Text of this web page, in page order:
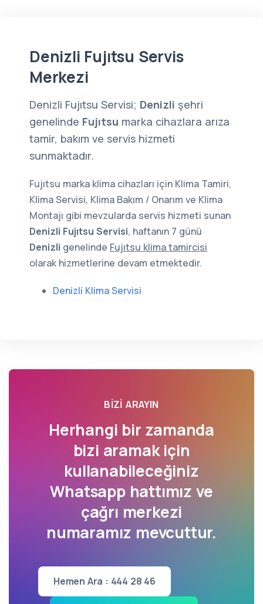
Denizli Fujıtsu Servis
Merkezi
Denizli Fujıtsu Servisi; Denizli şehri
genelinde Fujıtsu marka cihazlara arıza
tamir, bakım ve servis hizmeti
sunmaktadır.
Fujıtsu marka klima cihazları için Klima Tamiri,
Klima Servisi, Klima Bakım / Onarım ve Klima
Montajı gibi mevzularda servis hizmeti sunan
Denizli Fujıtsu Servisi, haftanın 7 günü
Denizli genelinde Fujıtsu klima tamircisi
olarak hizmetlerine devam etmektedir.
Denizli Klima Servisi
BIZI ARAYIN
Herhangi bir zamanda
bizi aramak için
kullanabileceğiniz
Whatsapp hattımız ve
çağrı merkezi
numaramız mevcuttur.
Hemen Ara : 444 28 46